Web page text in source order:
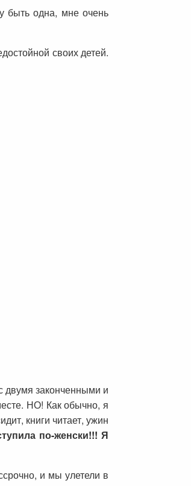
быть одна, мне очень
своих детей.
двумя законченными и
НО! Как обычно, я
книги читает, ужин
по-женски!!! Я
и мы улетели в